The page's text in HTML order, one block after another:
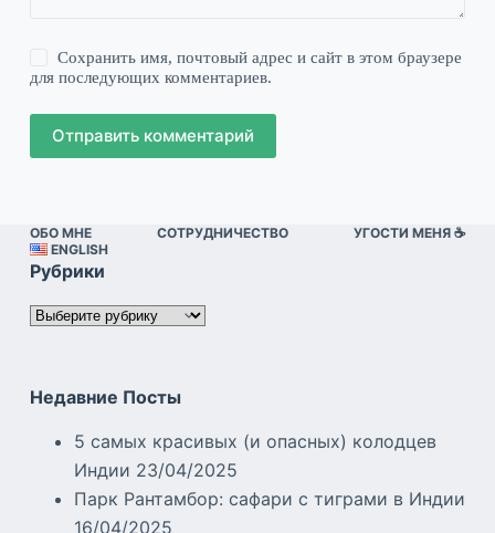
Сохранить имя, почтовый адрес и сайт в этом браузере
для последующих комментариев.
Отправить комментарий
ОБО МНЕ СОТРУДНИЧЕСТВО
УГОСТИ МЕНЯ ☕️
ENGLISH
Рубрики
Рубрики
Недавние Посты
5 самых красивых (и опасных) колодцев
Индии 23/04/2025
Парк Рантамбор: сафари с тиграми в Индии
16/04/2025